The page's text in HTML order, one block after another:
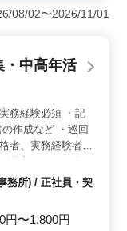
しています。税
上が求められま
円と高水準で
福利厚生を提
に携わり、意
。若い活気のあ
ています。
08/02〜2026/11/01
・中高年活
務経験必須 ・記
作成など ・巡回
者、実務経験者歓
募下さい!
務所) / 正社員・契
円〜1,800円